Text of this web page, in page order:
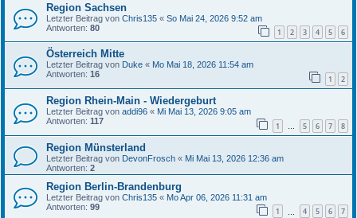
Region Sachsen
Letzter Beitrag von Chris135 « So Mai 24, 2026 9:52 am
Antworten: 80 1 2 3 4 5 6
Österreich Mitte
Letzter Beitrag von Duke « Mo Mai 18, 2026 11:54 am
Antworten: 16 1 2
Region Rhein-Main - Wiedergeburt
Letzter Beitrag von addi96 « Mi Mai 13, 2026 9:05 am
Antworten: 117 1 … 5 6 7 8
Region Münsterland
Letzter Beitrag von DevonFrosch « Mi Mai 13, 2026 12:36 am
Antworten: 2
Region Berlin-Brandenburg
Letzter Beitrag von Chris135 « Mo Apr 06, 2026 11:31 am
Antworten: 99 1 4 5 6 7